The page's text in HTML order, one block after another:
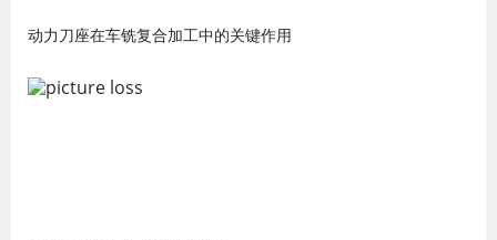
动力刀座在车铣复合加工中的关键作用